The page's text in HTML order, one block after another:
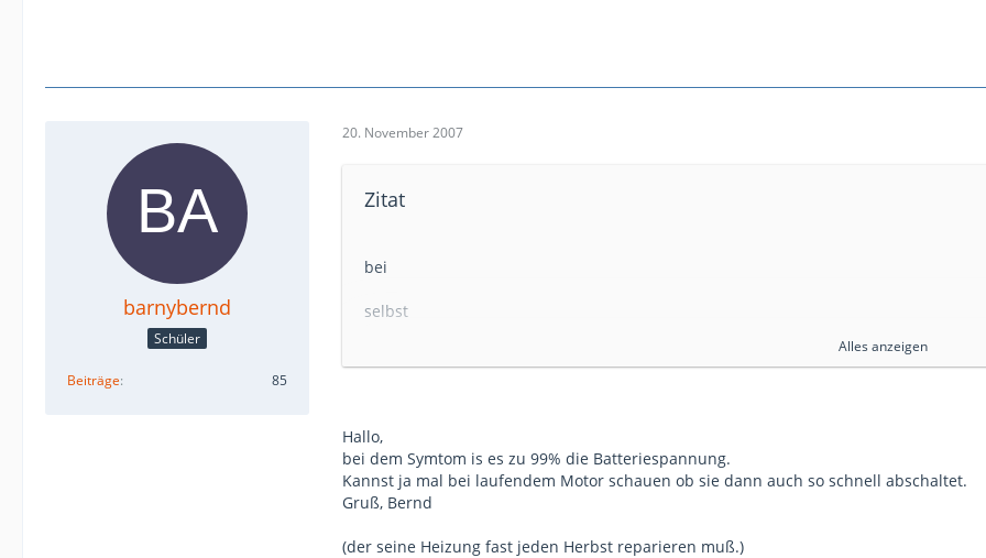
barnybernd
Schüler
Beiträge 85
20. November 2007
Zitat
bei
selbst
zweitens: Du kannst ja mal die Spannung an der zweiten Batterie messen
während die Heizung läuft. Ich glaube bei um die 10Volt geht die Heizung
aus und es laufen nur noch Innenraumüfter und Moduluhr.
Alles anzeigen
Hallo,
bei dem Symtom is es zu 99% die Batteriespannung.
Kannst ja mal bei laufendem Motor schauen ob sie dann auch so schnell abschaltet.
Gruß, Bernd
(der seine Heizung fast jeden Herbst reparieren muß.)